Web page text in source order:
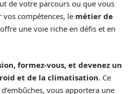
de votre parcours ou que vous
compétences, le métier de
offre une voie riche en défis et en
formez-vous, et devenez un
et de la climatisation. Ce
vous apportera une